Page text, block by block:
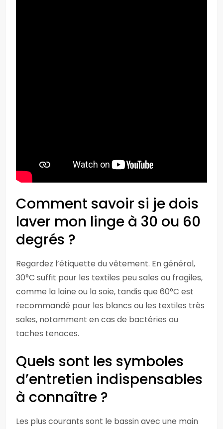
Comment savoir si je dois
laver mon linge à 30 ou 60
degrés ?
Regardez l’étiquette du vêtement. En général,
30°C suffit pour les textiles peu sales ou fragiles,
comme la laine ou la soie, tandis que 60°C est
recommandé pour les blancs ou les textiles très
sales, notamment en cas de bactéries ou
taches tenaces.
Quels sont les symboles
d’entretien indispensables
à connaître ?
Les plus courants sont le bassin avec une main